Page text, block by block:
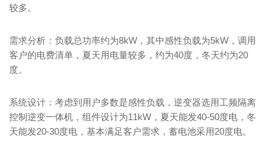
较多。
需求分析：负载总功率约为8kW，其中感性负载为5kW，调用
客户的电费清单，夏天用电量较多，约为40度，冬天约为20
度。
系统设计：考虑到用户多数是感性负载，逆变器选用工频隔离
控制逆变一体机，组件设计为11kW，夏天能发40-50度电，冬
天能发20-30度电，基本满足客户需求，蓄电池采用20度电。